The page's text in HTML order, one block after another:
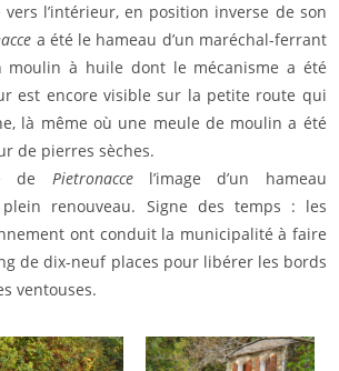
vers l’intérieur, en position inverse de son
a été le hameau d’un maréchal-ferrant
moulin à huile dont le mécanisme a été
est encore visible sur la petite route qui
là même où une meule de moulin a été
de pierres sèches.
de Pietronaccel’image d’un hameau
renouveau. Signe des temps : les
ont conduit la municipalité à faire
de dix-neuf places pour libérer les bords
ventouses.